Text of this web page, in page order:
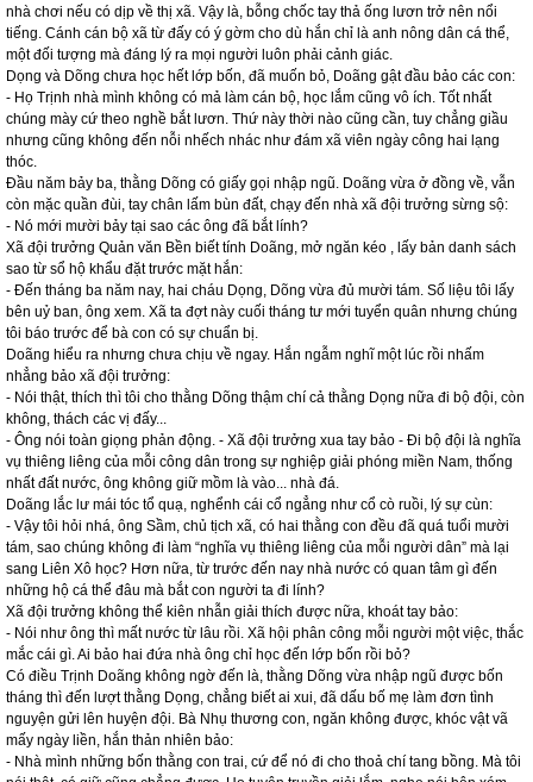
nhà chơi nếu có dịp về thị xã. Vậy là, bỗng chốc tay thả ống lươn trở nên nổi
tiếng. Cánh cán bộ xã từ đấy có ý gờm cho dù hắn chỉ là anh nông dân cá thể,
một đối tượng mà đáng lý ra mọi người luôn phải cảnh giác.
Dọng và Dõng chưa học hết lớp bốn, đã muốn bỏ, Doãng gật đầu bảo các con:
- Họ Trịnh nhà mình không có mả làm cán bộ, học lắm cũng vô ích. Tốt nhất
chúng mày cứ theo nghề bắt lươn. Thứ này thời nào cũng cần, tuy chẳng giầu
nhưng cũng không đến nỗi nhếch nhác như đám xã viên ngày công hai lạng
thóc.
Đầu năm bảy ba, thằng Dõng có giấy gọi nhập ngũ. Doãng vừa ở đồng về, vẫn
còn mặc quần đùi, tay chân lấm bùn đất, chạy đến nhà xã đội trưởng sừng sộ:
- Nó mới mười bảy tại sao các ông đã bắt lính?
Xã đội trưởng Quản văn Bền biết tính Doãng, mở ngăn kéo , lấy bản danh sách
sao từ sổ hộ khẩu đặt trước mặt hắn:
- Đến tháng ba năm nay, hai cháu Dọng, Dõng vừa đủ mười tám. Số liệu tôi lấy
bên uỷ ban, ông xem. Xã ta đợt này cuối tháng tư mới tuyển quân nhưng chúng
tôi báo trước để bà con có sự chuẩn bị.
Doãng hiểu ra nhưng chưa chịu về ngay. Hắn ngẫm nghĩ một lúc rồi nhấm
nhẳng bảo xã đội trưởng:
- Nói thật, thích thì tôi cho thằng Dõng thậm chí cả thằng Dọng nữa đi bộ đội, còn
không, thách các vị đấy...
- Ông nói toàn giọng phản động. - Xã đội trưởng xua tay bảo - Đi bộ đội là nghĩa
vụ thiêng liêng của mỗi công dân trong sự nghiệp giải phóng miền Nam, thống
nhất đất nước, ông không giữ mồm là vào... nhà đá.
Doãng lắc lư mái tóc tổ quạ, nghểnh cái cổ ngẳng như cổ cò ruồi, lý sự cùn:
- Vậy tôi hỏi nhá, ông Sầm, chủ tịch xã, có hai thằng con đều đã quá tuổi mười
tám, sao chúng không đi làm “nghĩa vụ thiêng liêng của mỗi người dân” mà lại
sang Liên Xô học? Hơn nữa, từ trước đến nay nhà nước có quan tâm gì đến
những hộ cá thể đâu mà bắt con người ta đi lính?
Xã đội trưởng không thể kiên nhẫn giải thích được nữa, khoát tay bảo:
- Nói như ông thì mất nước từ lâu rồi. Xã hội phân công mỗi người một việc, thắc
mắc cái gì. Ai bảo hai đứa nhà ông chỉ học đến lớp bốn rồi bỏ?
Có điều Trịnh Doãng không ngờ đến là, thằng Dõng vừa nhập ngũ được bốn
tháng thì đến lượt thằng Dọng, chẳng biết ai xui, đã dấu bố mẹ làm đơn tình
nguyện gửi lên huyện đội. Bà Nhụ thương con, ngăn không được, khóc vật vã
mấy ngày liền, hắn thản nhiên bảo:
- Nhà mình những bốn thằng con trai, cứ để nó đi cho thoả chí tang bồng. Mà tôi